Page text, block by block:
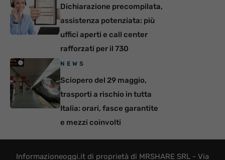
Dichiarazione precompilata,
assistenza potenziata: più
uffici aperti e call center
rafforzati per il 730
NEWS
Sciopero del 29 maggio,
trasporti a rischio in tutta
Italia: orari, fasce garantite
e mezzi coinvolti
Informazioneoggi.it di proprietà di MRSHARE SRL - Via